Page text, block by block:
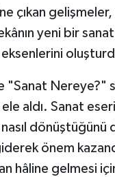
çıkan
yeni bir
eksenlerini
"Sanat Nereye?"
aldı. Sanat
önem
hâline gelmesi